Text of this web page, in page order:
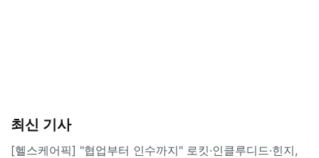
최신 기사
[헬스케어픽] "협업부터 인수까지" 로킷·인클루디드·힌지,